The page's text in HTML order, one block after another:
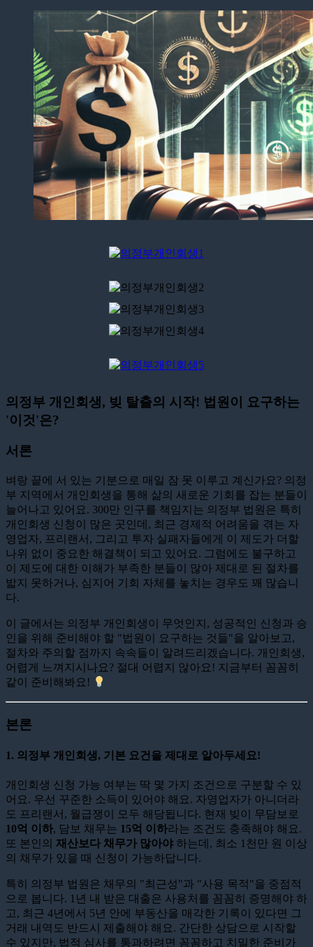
의정부 개인회생, 빚 탈출의 시작! 법원이 요구하는
'이것'은?
서론
벼랑 끝에 서 있는 기분으로 매일 잠 못 이루고 계신가요? 의정
부 지역에서 개인회생을 통해 삶의 새로운 기회를 잡는 분들이
늘어나고 있어요. 300만 인구를 책임지는 의정부 법원은 특히
개인회생 신청이 많은 곳인데, 최근 경제적 어려움을 겪는 자
영업자, 프리랜서, 그리고 투자 실패자들에게 이 제도가 더할
나위 없이 중요한 해결책이 되고 있어요. 그럼에도 불구하고
이 제도에 대한 이해가 부족한 분들이 많아 제대로 된 절차를
밟지 못하거나, 심지어 기회 자체를 놓치는 경우도 꽤 많습니
다.
이 글에서는 의정부 개인회생이 무엇인지, 성공적인 신청과 승
인을 위해 준비해야 할 "법원이 요구하는 것들"을 알아보고,
절차와 주의할 점까지 속속들이 알려드리겠습니다. 개인회생,
어렵게 느껴지시나요? 절대 어렵지 않아요! 지금부터 꼼꼼히
같이 준비해봐요!
본론
1. 의정부 개인회생, 기본 요건을 제대로 알아두세요!
개인회생 신청 가능 여부는 딱 몇 가지 조건으로 구분할 수 있
어요. 우선 꾸준한 소득이 있어야 해요. 자영업자가 아니더라
도 프리랜서, 월급쟁이 모두 해당됩니다. 현재 빚이 무담보로
10억 이하, 담보 채무는 15억 이하라는 조건도 충족해야 해요.
또 본인의 재산보다 채무가 많아야 하는데, 최소 1천만 원 이상
의 채무가 있을 때 신청이 가능하답니다.
특히 의정부 법원은 채무의 "최근성"과 "사용 목적"을 중점적
으로 봅니다. 1년 내 받은 대출은 사용처를 꼼꼼히 증명해야 하
고, 최근 4년에서 5년 안에 부동산을 매각한 기록이 있다면 그
거래 내역도 반드시 제출해야 해요. 간단한 상담으로 시작할
수 있지만, 법적 심사를 통과하려면 꼼꼼하고 치밀한 준비가